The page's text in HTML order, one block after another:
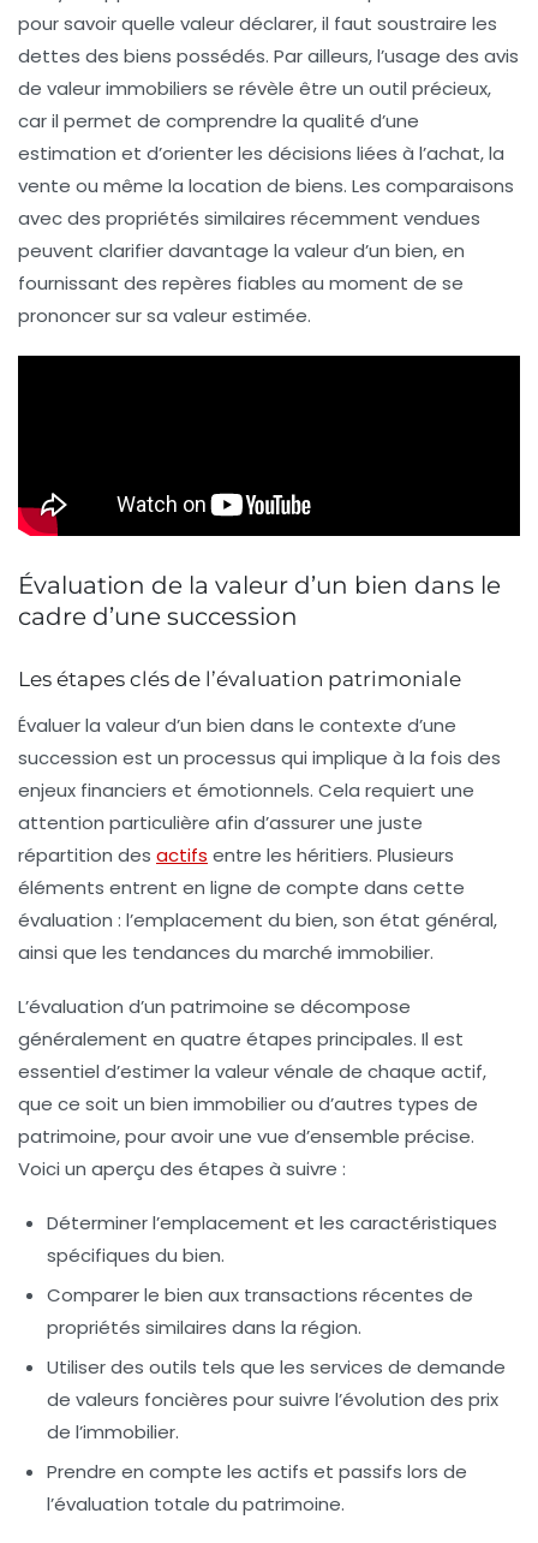
pour savoir quelle valeur déclarer, il faut soustraire les
dettes des biens possédés. Par ailleurs, l’usage des avis
de valeur immobiliers se révèle être un outil précieux,
car il permet de comprendre la qualité d’une
estimation et d’orienter les décisions liées à l’achat, la
vente ou même la location de biens. Les comparaisons
avec des propriétés similaires récemment vendues
peuvent clarifier davantage la valeur d’un bien, en
fournissant des repères fiables au moment de se
prononcer sur sa valeur estimée.
Évaluation de la valeur d’un bien dans le
cadre d’une succession
Les étapes clés de l’évaluation patrimoniale
Évaluer la valeur d’un bien dans le contexte d’une
succession est un processus qui implique à la fois des
enjeux financiers et émotionnels. Cela requiert une
attention particulière afin d’assurer une juste
répartition des actifs entre les héritiers. Plusieurs
éléments entrent en ligne de compte dans cette
évaluation : l’emplacement du bien, son état général,
ainsi que les tendances du marché immobilier.
L’évaluation d’un patrimoine se décompose
généralement en quatre étapes principales. Il est
essentiel d’estimer la valeur vénale de chaque actif,
que ce soit un bien immobilier ou d’autres types de
patrimoine, pour avoir une vue d’ensemble précise.
Voici un aperçu des étapes à suivre :
Déterminer l’emplacement et les caractéristiques
spécifiques du bien.
Comparer le bien aux transactions récentes de
propriétés similaires dans la région.
Utiliser des outils tels que les services de demande
de valeurs foncières pour suivre l’évolution des prix
de l’immobilier.
Prendre en compte les actifs et passifs lors de
l’évaluation totale du patrimoine.